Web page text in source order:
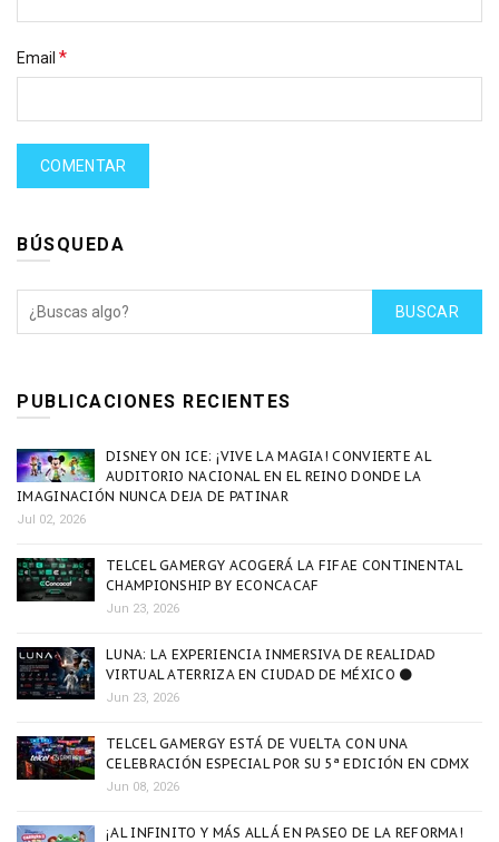
Email *
BÚSQUEDA
BUSCAR
PUBLICACIONES RECIENTES
DISNEY ON ICE: ¡VIVE LA MAGIA! CONVIERTE AL
AUDITORIO NACIONAL EN EL REINO DONDE LA
IMAGINACIÓN NUNCA DEJA DE PATINAR
Jul 02, 2026
TELCEL GAMERGY ACOGERÁ LA FIFAE CONTINENTAL
CHAMPIONSHIP BY ECONCACAF
Jun 23, 2026
LUNA: LA EXPERIENCIA INMERSIVA DE REALIDAD
VIRTUAL ATERRIZA EN CIUDAD DE MÉXICO 🌑
Jun 23, 2026
TELCEL GAMERGY ESTÁ DE VUELTA CON UNA
CELEBRACIÓN ESPECIAL POR SU 5ª EDICIÓN EN CDMX
Jun 08, 2026
¡AL INFINITO Y MÁS ALLÁ EN PASEO DE LA REFORMA!